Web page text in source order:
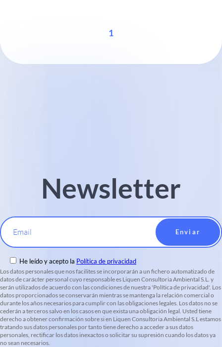
1
Newsletter
Email
He leído y acepto la Política de privacidad
Los datos personales que nos facilites se incorporarán a un fichero automatizado de
datos de carácter personal cuyo responsable es Liquen Consultoria Ambiental S.L. y
serán utilizados de acuerdo con las condiciones de nuestra 'Política de privacidad'. Los
datos proporcionados se conservarán mientras se mantenga la relación comercial o
durante los años necesarios para cumplir con las obligaciones legales. Los datos no se
cederán a terceros salvo en los casos en que exista una obligación legal. Usted tiene
derecho a obtener confirmación sobre si en Liquen Consultoria Ambiental S.L estamos
tratando sus datos personales por tanto tiene derecho a acceder a sus datos
personales, rectificar los datos inexactos o solicitar su supresión cuando los datos ya
no sean necesarios.